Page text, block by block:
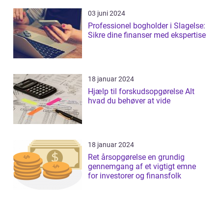
03 juni 2024
Professionel bogholder i Slagelse:
Sikre dine finanser med ekspertise
18 januar 2024
Hjælp til forskudsopgørelse Alt
hvad du behøver at vide
18 januar 2024
Ret årsopgørelse en grundig
gennemgang af et vigtigt emne
for investorer og finansfolk